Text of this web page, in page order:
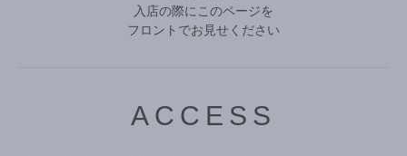
入店の際にこのページを
フロントでお見せください
ACCESS